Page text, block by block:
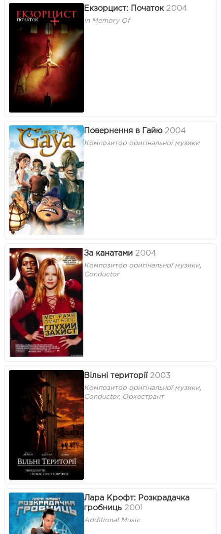
Екзорцист: Початок 2004
In Memory Of
Повернення в Гайю 2004
Композитор оригінальної музики
За канатами 2004
Композитор оригінальної музики,
Conductor
Вільні території 2003
Композитор оригінальної музики,
Conductor, Оркестрант
Лара Крофт: Розкрадачка
гробниць 2001
Additional Music